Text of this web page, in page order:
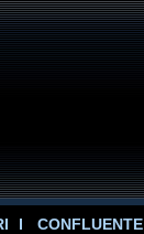
CONFLUENTE